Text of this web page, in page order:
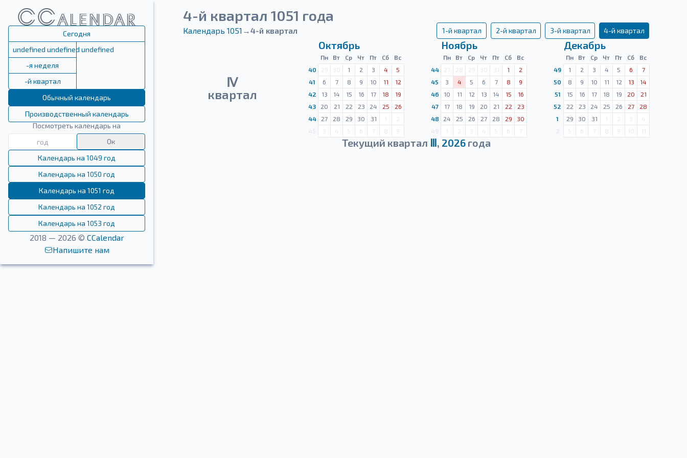
Сегодня
undefined undefined undefined
-я неделя
-й квартал
Обычный календарь
Производственный календарь
Посмотреть календарь на
Ок
Календарь на 1049 год
Календарь на 1050 год
Календарь на 1051 год
Календарь на 1052 год
Календарь на 1053 год
2018 — 2026 © CCalendar
Напишите нам
4-й квартал 1051 года
Календарь 1051 →4-й квартал 1-й квартал 2-й квартал 3-й квартал 4-й квартал
Ⅳ
квартал
Октябрь
Пн Вт Ср Чт Пт Сб
Вс
40
29 30 1 2 3 4
5
41
6 7 8 9 10 11
12
42
13 14 15 16 17 18
19
43
20 21 22 23 24 25
26
44
27 28 29 30 31 1
2
3 4 5 6 7 8 9
Ноябрь
Пн Вт Ср Чт Пт Сб
Вс
44
27 28 29 30 31 1
2
45
3 4 5 6 7 8
9
46
10 11 12 13 14 15
16
47
17 18 19 20 21 22
23
48
24 25 26 27 28 29
30
1 2 3 4 5 6 7
Декабрь
Пн Вт Ср Чт Пт Сб
Вс
49
1 2 3 4 5 6
7
50
8 9 10 11 12 13
14
51
15 16 17 18 19 20
21
52
22 23 24 25 26 27
28
1
29 30 31 1 2 3
4
5 6 7 8 9 10 11
Текущий квартал Ⅲ, 2026года